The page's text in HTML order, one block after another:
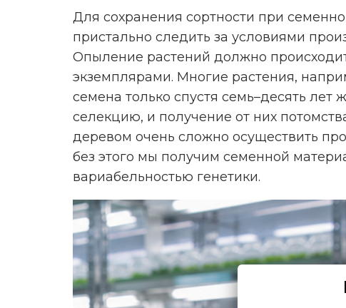
Для сохранения сортности при
пристально следить за условиями
Опыление растений должно
экземплярами. Многие растения,
семена только спустя семь–десять лет
селекцию, и получение от них
деревом очень сложно осуществить
без этого мы получим семенной
вариабельностью генетики.